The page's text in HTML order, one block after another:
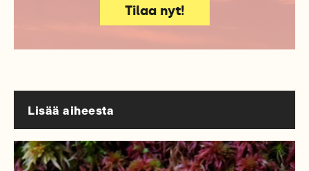
Tilaa nyt!
Lisää aiheesta